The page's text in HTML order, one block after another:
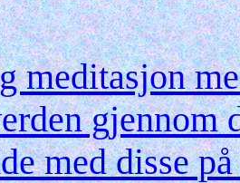
meditasjon
gjennom
med disse